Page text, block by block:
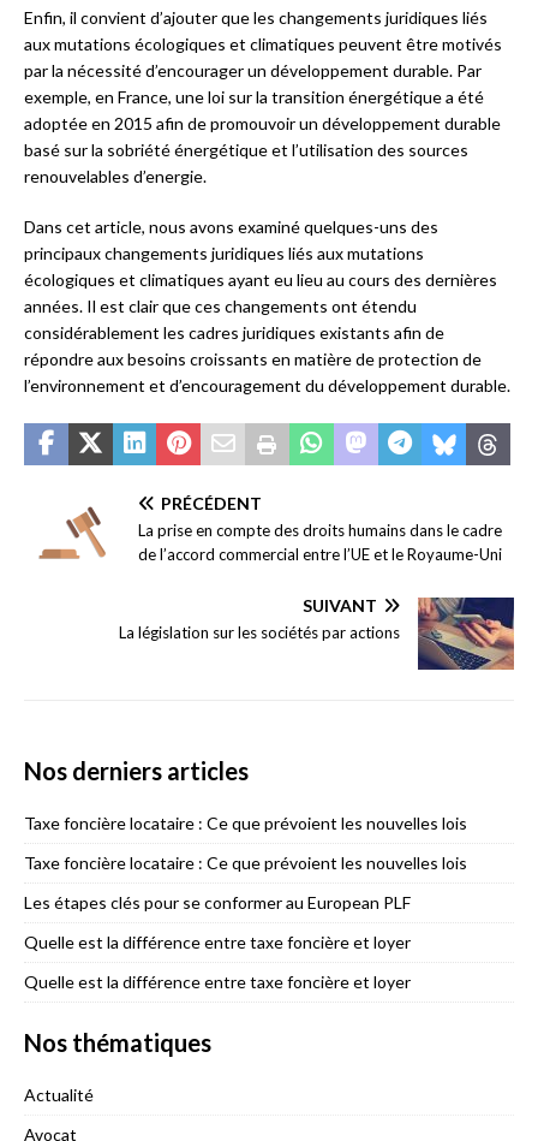
Enfin, il convient d’ajouter que les changements juridiques liés
aux mutations écologiques et climatiques peuvent être motivés
par la nécessité d’encourager un développement durable. Par
exemple, en France, une loi sur la transition énergétique a été
adoptée en 2015 afin de promouvoir un développement durable
basé sur la sobriété énergétique et l’utilisation des sources
renouvelables d’energie.
Dans cet article, nous avons examiné quelques-uns des
principaux changements juridiques liés aux mutations
écologiques et climatiques ayant eu lieu au cours des dernières
années. Il est clair que ces changements ont étendu
considérablement les cadres juridiques existants afin de
répondre aux besoins croissants en matière de protection de
l’environnement et d’encouragement du développement durable.
PRÉCÉDENT
La prise en compte des droits humains dans le cadre
de l’accord commercial entre l’UE et le Royaume-Uni
SUIVANT
La législation sur les sociétés par actions
Nos derniers articles
Taxe foncière locataire : Ce que prévoient les nouvelles lois
Taxe foncière locataire : Ce que prévoient les nouvelles lois
Les étapes clés pour se conformer au European PLF
Quelle est la différence entre taxe foncière et loyer
Quelle est la différence entre taxe foncière et loyer
Nos thématiques
Actualité
Avocat